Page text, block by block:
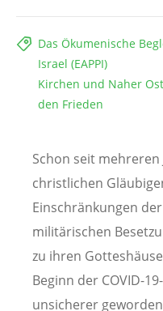
Das Ökumenische
Israel (EAPPI)
Kirchen und Naher
den Frieden
Schon seit
christlichen
Einschränkungen
militärischen
zu ihren
Beginn der COVID-
unsicherer